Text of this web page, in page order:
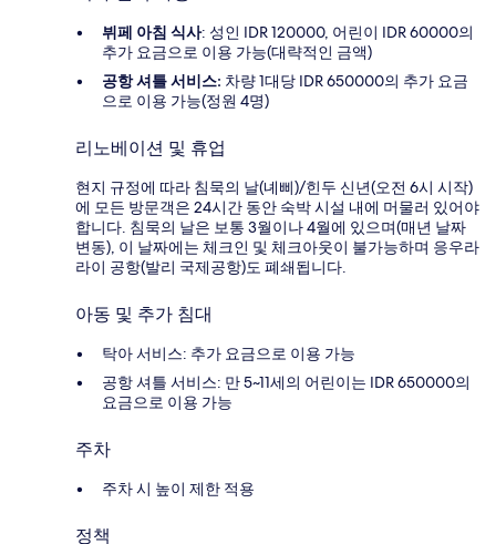
뷔페 아침 식사: 성인 IDR 120000, 어린이 IDR 60000의
추가 요금으로 이용 가능(대략적인 금액)
공항 셔틀 서비스: 차량 1대당 IDR 650000의 추가 요금
으로 이용 가능(정원 4명)
리노베이션 및 휴업
현지 규정에 따라 침묵의 날(녜삐)/힌두 신년(오전 6시 시작)
에 모든 방문객은 24시간 동안 숙박 시설 내에 머물러 있어야
합니다. 침묵의 날은 보통 3월이나 4월에 있으며(매년 날짜
변동), 이 날짜에는 체크인 및 체크아웃이 불가능하며 응우라
라이 공항(발리 국제공항)도 폐쇄됩니다.
아동 및 추가 침대
탁아 서비스: 추가 요금으로 이용 가능
공항 셔틀 서비스: 만 5~11세의 어린이는 IDR 650000의
요금으로 이용 가능
주차
주차 시 높이 제한 적용
정책